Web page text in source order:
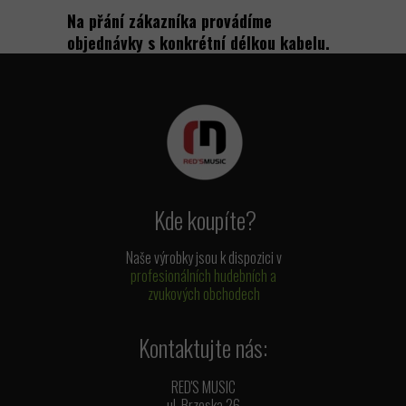
Na přání zákazníka provádíme
objednávky s konkrétní délkou kabelu.
Naše výrobky jsou k dispozici v
profesionálních hudebních a
zvukových obchodech
Kde koupíte?
Kontaktujte nás:
RED'S MUSIC